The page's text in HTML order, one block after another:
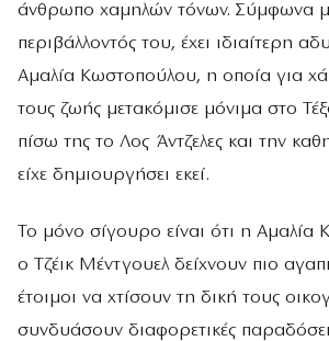
άνθρωπο χαμηλών τόνων. Σύμφωνα
περιβάλλοντός του, έχει ιδιαίτερη
Αμαλία Κωστοπούλου, η οποία για
τους ζωής μετακόμισε μόνιμα στο
πίσω της το Λος Άντζελες και την
είχε δημιουργήσει εκεί.
Το μόνο σίγουρο είναι ότι η Αμαλία
ο Τζέικ Μέντγουελ δείχνουν πιο
έτοιμοι να χτίσουν τη δική τους
συνδυάσουν διαφορετικές